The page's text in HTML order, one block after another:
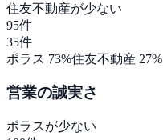
住友不動産が少ない
95件
35件
ポラス 73%住友不動産 27%
営業の誠実さ
ポラスが少ない